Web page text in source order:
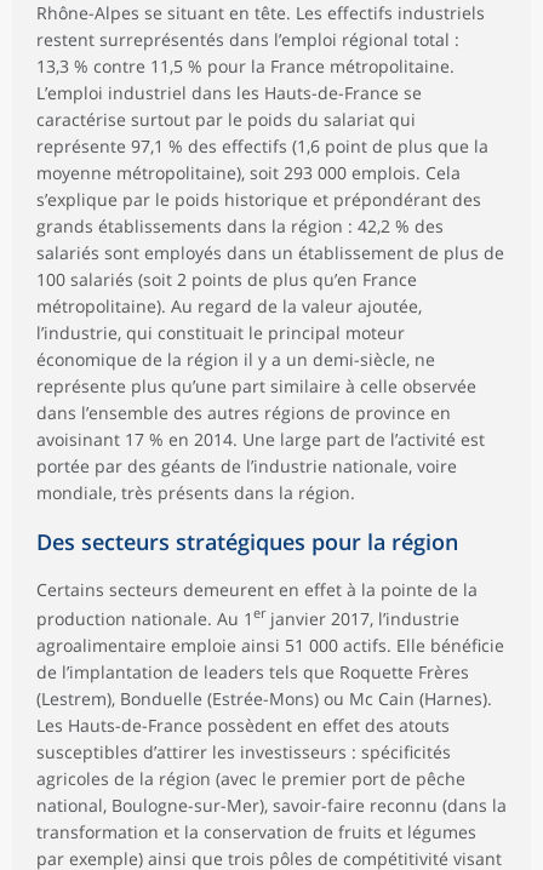
Rhône-Alpes se situant en tête. Les effectifs industriels
restent surreprésentés dans l’emploi régional total :
13,3 % contre 11,5 % pour la France métropolitaine.
L’emploi industriel dans les Hauts-de-France se
caractérise surtout par le poids du salariat qui
représente 97,1 % des effectifs (1,6 point de plus que la
moyenne métropolitaine), soit 293 000 emplois. Cela
s’explique par le poids historique et prépondérant des
grands établissements dans la région : 42,2 % des
salariés sont employés dans un établissement de plus de
100 salariés (soit 2 points de plus qu’en France
métropolitaine). Au regard de la valeur ajoutée,
l’industrie, qui constituait le principal moteur
économique de la région il y a un demi-siècle, ne
représente plus qu’une part similaire à celle observée
dans l’ensemble des autres régions de province en
avoisinant 17 % en 2014. Une large part de l’activité est
portée par des géants de l’industrie nationale, voire
mondiale, très présents dans la région.
Des secteurs stratégiques pour la région
Certains secteurs demeurent en effet à la pointe de la
production nationale. Au 1 erjanvier 2017, l’industrie
agroalimentaire emploie ainsi 51 000 actifs. Elle bénéficie
de l’implantation de leaders tels que Roquette Frères
(Lestrem), Bonduelle (Estrée-Mons) ou Mc Cain (Harnes).
Les Hauts-de-France possèdent en effet des atouts
susceptibles d’attirer les investisseurs : spécificités
agricoles de la région (avec le premier port de pêche
national, Boulogne-sur-Mer), savoir-faire reconnu (dans la
transformation et la conservation de fruits et légumes
par exemple) ainsi que trois pôles de compétitivité visant